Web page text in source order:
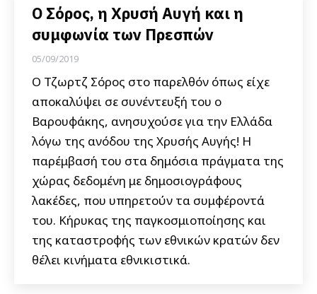
Ο Σόρος, η Χρυσή Αυγή και η
συμφωνία των Πρεσπών
05/09/2019
Ο Τζωρτζ Σόρος στο παρελθόν όπως είχε
αποκαλύψει σε συνέντευξή του ο
Βαρουφάκης, ανησυχούσε για την Ελλάδα
λόγω της ανόδου της Χρυσής Αυγής! Η
παρέμβασή του στα δημόσια πράγματα της
χώρας δεδομένη με δημοσιογράφους
λακέδες, που υπηρετούν τα συμφέροντά
του. Κήρυκας της παγκοσμιοποίησης και
της καταστροφής των εθνικών κρατών δεν
θέλει κινήματα εθνικιστικά.